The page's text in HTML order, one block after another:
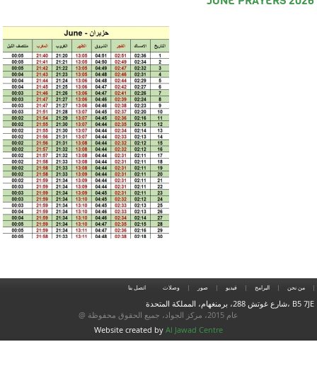
من نحن البرامج فيديو صور وصلات اتصل بنا
شارع غوتش 288، برمنغهام، المملكة المتحدة، B5 7JE
@ عام 2015، مركز الجواد، جميع الحقوق محفوظة
Website created by Al Jawad Centre